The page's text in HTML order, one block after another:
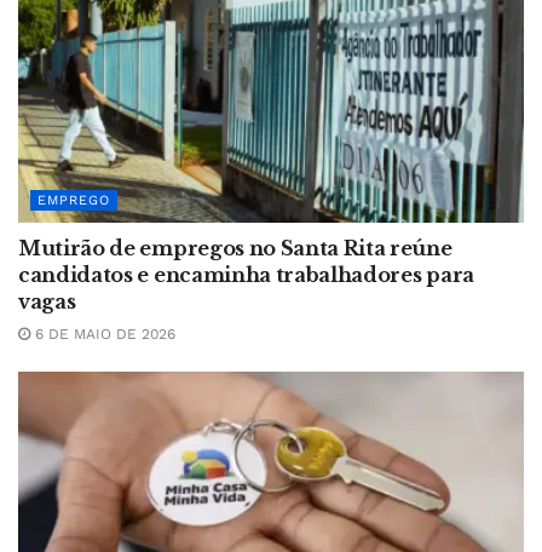
EMPREGO
Mutirão de empregos no Santa Rita reúne
candidatos e encaminha trabalhadores para
vagas
6 DE MAIO DE 2026